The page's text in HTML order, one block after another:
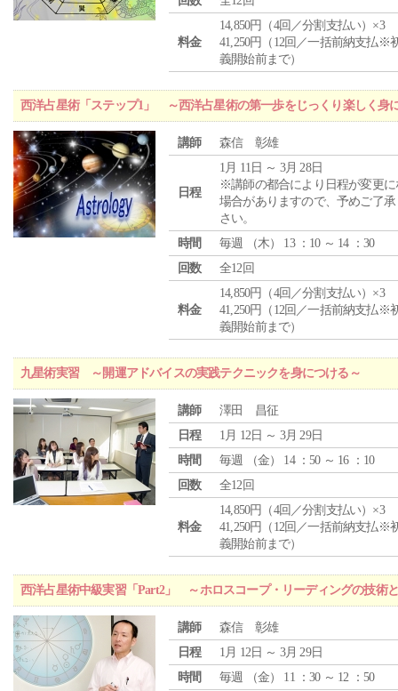
料金
14,850円（4回／分割支払い）×3
41,250円（12回／一括前納支払※
義開始前まで）
西洋占星術「ステップ1」 ～西洋占星術の第一歩をじっくり楽しく身
講師 森信 彰雄
日程
1月 11日 ～ 3月 28日
※講師の都合により日程が変更に
場合がありますので、予めご了承
さい。
時間
毎週 （木） 13 ：10 ～ 14 ：30
回数
全12回
料金
14,850円（4回／分割支払い）×3
41,250円（12回／一括前納支払※
義開始前まで）
九星術実習 ～開運アドバイスの実践テクニックを身につける～
講師
澤田 昌征
日程
1月 12日 ～ 3月 29日
時間
毎週 （金） 14 ：50 ～ 16 ：10
回数
全12回
料金
14,850円（4回／分割支払い）×3
41,250円（12回／一括前納支払※
義開始前まで）
西洋占星術中級実習「Part2」 ～ホロスコープ・リーディングの技術
講師
森信 彰雄
日程
1月 12日 ～ 3月 29日
時間
毎週 （金） 11 ：30 ～ 12 ：50